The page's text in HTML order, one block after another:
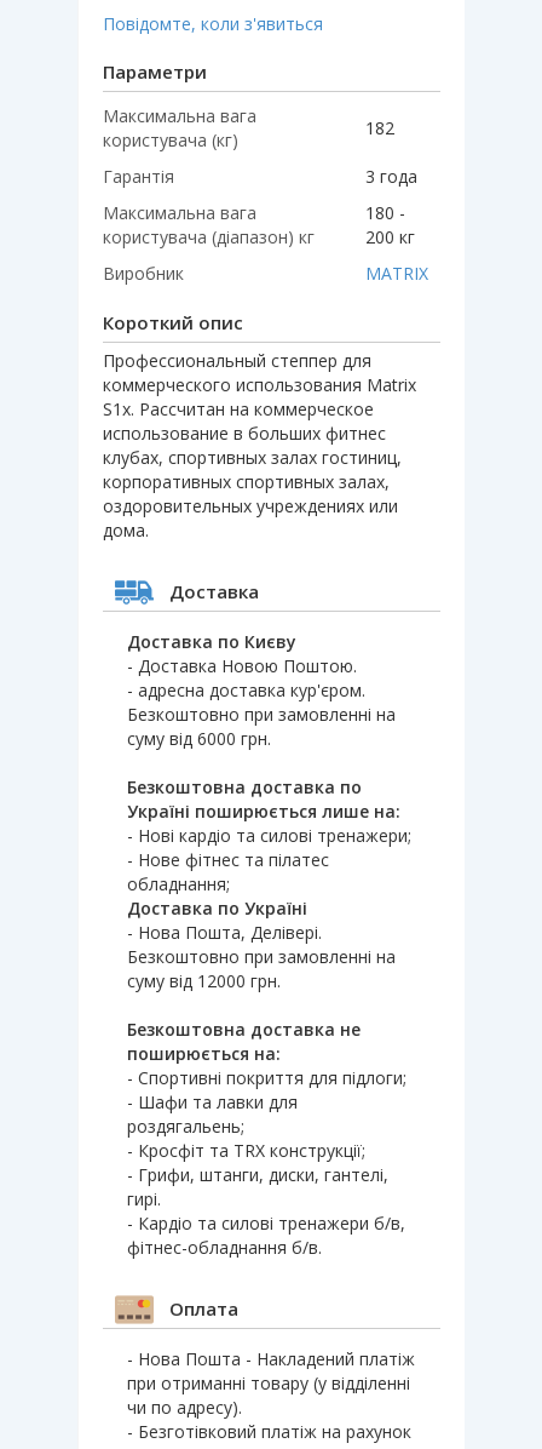
Повідомте, коли з'явиться
Параметри
Максимальна вага
користувача (кг)
182
Гарантія
3 года
Максимальна вага
користувача (діапазон) кг
180 -
200 кг
Виробник
MATRIX
Короткий опис
Профессиональный степпер для
коммерческого использования Matrix
S1x. Рассчитан на коммерческое
использование в больших фитнес
клубах, спортивных залах гостиниц,
корпоративных спортивных залах,
оздоровительных учреждениях или
дома.
Доставка
Доставка по Києву
- Доставка Новою Поштою.
- адресна доставка кур'єром.
Безкоштовно при замовленні на
суму від 6000 грн.
Безкоштовна доставка по
Україні поширюється лише на:
- Нові кардіо та силові тренажери;
- Нове фітнес та пілатес
обладнання;
Доставка по Україні
- Нова Пошта, Делівері.
Безкоштовно при замовленні на
суму від 12000 грн.
Безкоштовна доставка не
поширюється на:
- Спортивні покриття для підлоги;
- Шафи та лавки для
роздягальень;
- Кросфіт та TRX конструкції;
- Грифи, штанги, диски, гантелі,
гирі.
- Кардіо та силові тренажери б/в,
фітнес-обладнання б/в.
Оплата
- Нова Пошта - Накладений платіж
при отриманні товару (у відділенні
чи по адресу).
- Безготівковий платіж на рахунок